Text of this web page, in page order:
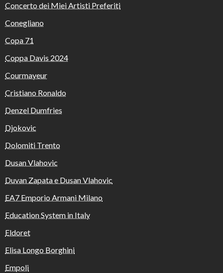
Concerto dei Miei Artisti Preferiti
Conegliano
Copa 71
Coppa Davis 2024
Courmayeur
Cristiano Ronaldo
Denzel Dumfries
Djokovic
Dolomiti Trento
Dusan Vlahovic
Duvan Zapata e Dusan Vlahovic
EA7 Emporio Armani Milano
Education System in Italy
Eldoret
Elisa Longo Borghini
Empoli